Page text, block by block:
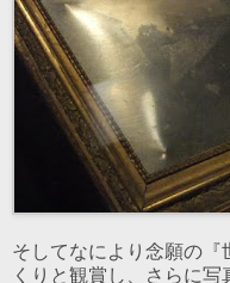
そしてなにより念願の『
くりと観賞し、さらに